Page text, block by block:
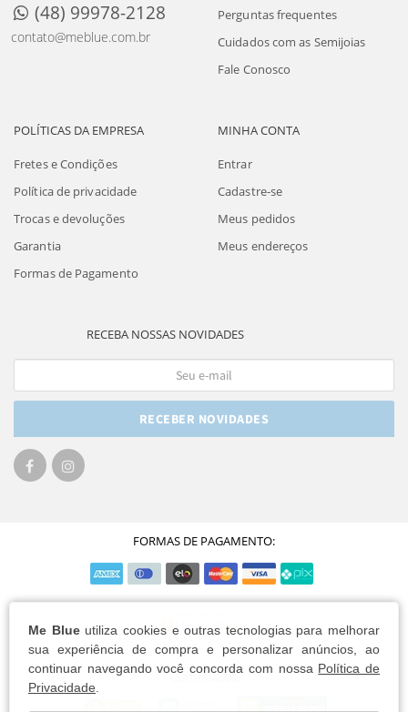
Me Blueutiliza cookies e outras tecnologias para melhorar
sua experiência de compra e personalizar anúncios, ao
continuar navegando você concorda com nossa Política de
Privacidade
(48) 99978-2128
contato@meblue.com.br
Perguntas frequentes
Cuidados com as Semijoias
Fale Conosco
POLÍTICAS DA EMPRESA
Fretes e Condições
Política de privacidade
Trocas e devoluções
Garantia
Formas de Pagamento
MINHA CONTA
Entrar
Cadastre-se
Meus pedidos
Meus endereços
RECEBA NOSSAS NOVIDADES
RECEBER NOVIDADES
FORMAS DE PAGAMENTO: